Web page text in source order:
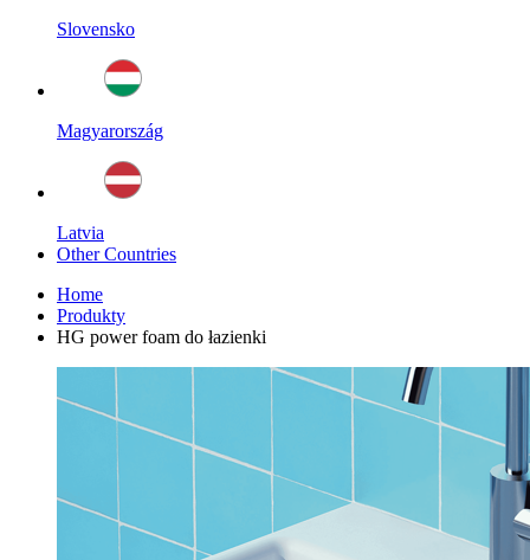
Slovensko
Magyarország
Latvia
Other Countries
Home
Produkty
HG power foam do łazienki